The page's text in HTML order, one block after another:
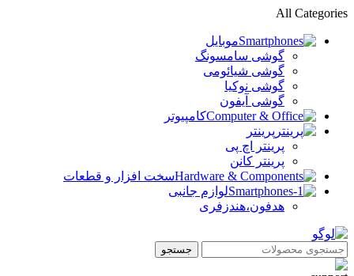
All Categories
موبایل
گوشی سامسونگ
گوشی شیائومی
گوشی نوکیا
گوشی آیفون
کامپیوتر
پرینتر
پرینتر اچ پی
پرینتر کانن
سخت افزار و قطعات
لوازم جانبی
هدفون،هندزفری
جستجو